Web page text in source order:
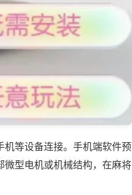
机等设备连接。手机端软件预
型电机或机械结构，在麻将